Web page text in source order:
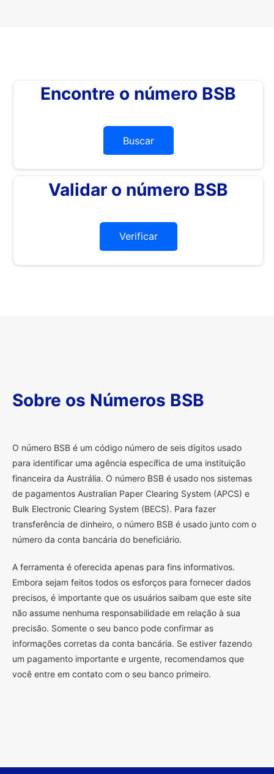
Encontre o número BSB
Buscar
Validar o número BSB
Verificar
Sobre os Números BSB
O número BSB é um código número de seis dígitos usado
para identificar uma agência específica de uma instituição
financeira da Austrália. O número BSB é usado nos sistemas
de pagamentos Australian Paper Clearing System (APCS) e
Bulk Electronic Clearing System (BECS). Para fazer
transferência de dinheiro, o número BSB é usado junto com o
número da conta bancária do beneficiário.
A ferramenta é oferecida apenas para fins informativos.
Embora sejam feitos todos os esforços para fornecer dados
precisos, é importante que os usuários saibam que este site
não assume nenhuma responsabilidade em relação à sua
precisão. Somente o seu banco pode confirmar as
informações corretas da conta bancária. Se estiver fazendo
um pagamento importante e urgente, recomendamos que
você entre em contato com o seu banco primeiro.